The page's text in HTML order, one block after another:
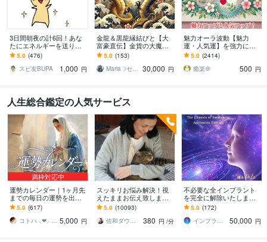
3日間朝夜の計6回！あな
たにエネルギーを送りま
す いつもお疲れなあなた
へ！なんだかやる気が起
きない方へ！
5.0 (476)
スピ友BUPA
1,000 円
金龍＆黒龍縁結びと【大
富豪直伝】金貨の大魔術
します 財運・くじ運・高
額当選・臨時収入を呼び
込む強力双龍神と縁結び
5.0 (153)
Maria☽セレスティアルマスター 30,000 円
魅力オーラ波動【魅力
運・人気運】を強力に増
幅します 〜本来のあなた
の魅力が輝き出す、内側
から愛される人へ〜
5.0 (2414)
癒楽＠
500 円
人生総合鑑定の人気サービス
満枠対応中
運勢カレンダー｜1ヶ月先
までの毎日の運勢を出し
ます 30日×500字のおよそ
1万5千文字で細かく詳細
に記します
5.0 (617)
コトハ ⸜❤︎⸝ 新サービス提供開始✨️ 5,000 円
スッキリお悩み解決！視
えたままお伝え致します
恋愛、結婚、人間関係、
仕事、人生、ペットの気
持ち等◎祈願付き
5.0 (10093)
佐和ダウジング＆スピリットメンター
380 円 /分
不必要な全インプラント
を完全に解除いたします
インプラント全解除創始
者 × 魂の解放・カルマ浄
化・能力開花
5.0 (172)
インプラント全解除創始者｜魂王DaI⭐︎
50,000 円